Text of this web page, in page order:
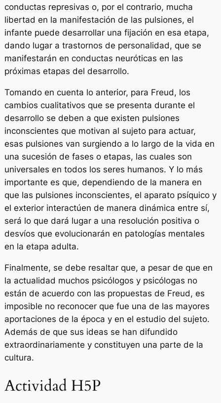
conductas represivas o, por el contrario, mucha
libertad en la manifestación de las pulsiones, el
infante puede desarrollar una fijación en esa etapa,
dando lugar a trastornos de personalidad, que se
manifestarán en conductas neuróticas en las
próximas etapas del desarrollo.
Tomando en cuenta lo anterior, para Freud, los
cambios cualitativos que se presenta durante el
desarrollo se deben a que existen pulsiones
inconscientes que motivan al sujeto para actuar,
esas pulsiones van surgiendo a lo largo de la vida en
una sucesión de fases o etapas, las cuales son
universales en todos los seres humanos. Y lo más
importante es que, dependiendo de la manera en
que las pulsiones inconscientes, el aparato psíquico y
el exterior interactúen de manera dinámica entre sí,
será lo que dará lugar a una resolución positiva o
desvíos que evolucionarán en patologías mentales
en la etapa adulta.
Finalmente, se debe resaltar que, a pesar de que en
la actualidad muchos psicólogos y psicólogas no
están de acuerdo con las propuestas de Freud, es
imposible no reconocer que fue una de las mayores
aportaciones de la época y en el estudio del sujeto.
Además de que sus ideas se han difundido
extraordinariamente y constituyen una parte de la
cultura.
Actividad H5P